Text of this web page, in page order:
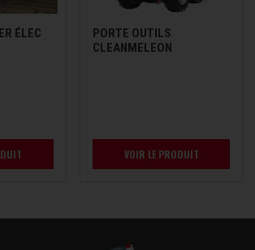
ÉLEC
PORTE OUTILS
CLEANMELEON
VOIR LE PRODUIT